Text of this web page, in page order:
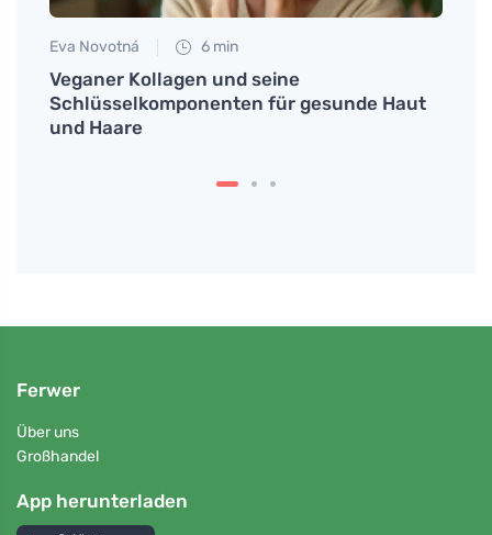
Eva Novotná 6 min
Veganer Kollagen und seine
Schlüsselkomponenten für gesunde Haut
und Haare
Ferwer
Über uns
Großhandel
App herunterladen